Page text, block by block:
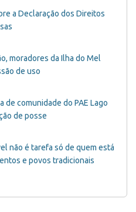
a Declaração dos Direitos
moradores da Ilha do Mel
de uso
de comunidade do PAE Lago
de posse
não é tarefa só de quem está
e povos tradicionais